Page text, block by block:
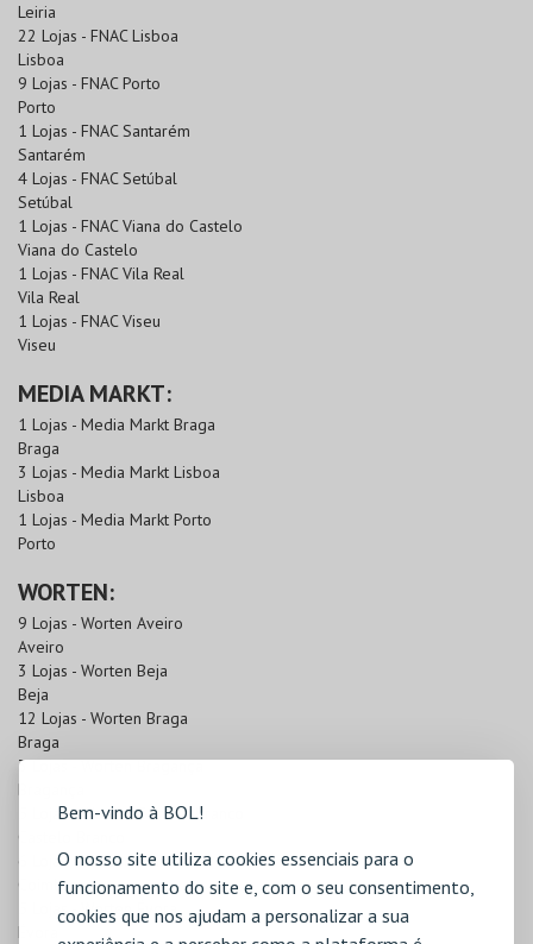
Bem-vindo à BOL!
O nosso site utiliza cookies essenciais para o
funcionamento do site e, com o seu consentimento,
cookies que nos ajudam a personalizar a sua
Leiria
22 Lojas - FNAC Lisboa
Lisboa
9 Lojas - FNAC Porto
Porto
1 Lojas - FNAC Santarém
Santarém
4 Lojas - FNAC Setúbal
Setúbal
1 Lojas - FNAC Viana do Castelo
Viana do Castelo
1 Lojas - FNAC Vila Real
Vila Real
1 Lojas - FNAC Viseu
Viseu
MEDIA MARKT:
1 Lojas - Media Markt Braga
Braga
3 Lojas - Media Markt Lisboa
Lisboa
1 Lojas - Media Markt Porto
Porto
WORTEN:
9 Lojas - Worten Aveiro
Aveiro
3 Lojas - Worten Beja
Beja
12 Lojas - Worten Braga
Braga
3 Lojas - Worten Bragança
Bragança
5 Lojas - Worten Castelo Branco
6 Lojas - Worten Coimbra
Coimbra
5 Lojas - Worten Évora
Évora